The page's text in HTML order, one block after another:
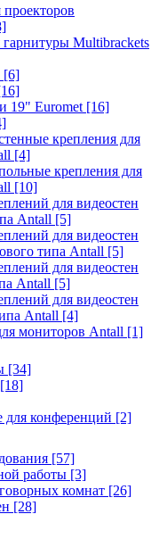
Multibrackets
[6]
19" Euromet [16]
крепления для
[4]
крепления для
[10]
для видеостен
Antall [5]
для видеостен
типа Antall [5]
для видеостен
Antall [5]
для видеостен
Antall [4]
мониторов Antall [1]
[34]
[18]
для конференций [2]
[57]
работы [3]
комнат [26]
[28]